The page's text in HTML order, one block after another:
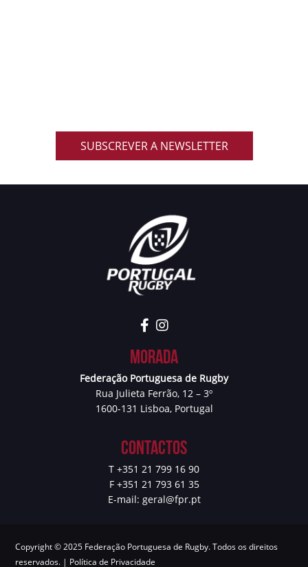
SUBSCREVER A NEWSLETTER
Morada
Federação Portuguesa de Rugby
Rua Julieta Ferrão, 12 – 3º
1600-131 Lisboa, Portugal
Contactos
T +351 21 799 16 90
F +351 21 793 61 35
E-mail: geral@fpr.pt
Copyright © 2025 Federação Portuguesa de Rugby. Todos os direitos
reservados. | Política de Privacidade